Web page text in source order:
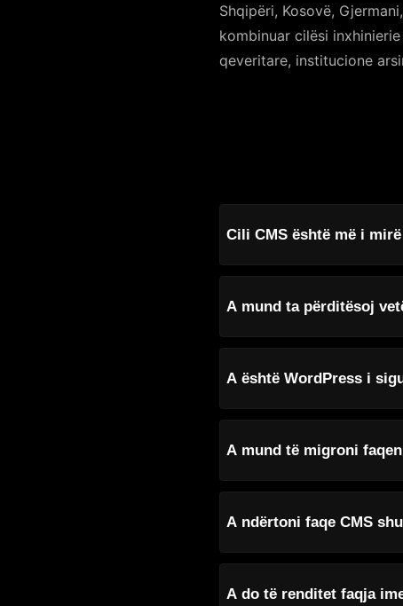
Shqipëri, Kosovë,
kombinuar cilësi
qeveritare, institucione
Cili CMS është më i
A mund ta përditësoj
A është WordPress i
A mund të migroni
A ndërtoni faqe CMS
A do të renditet faqja